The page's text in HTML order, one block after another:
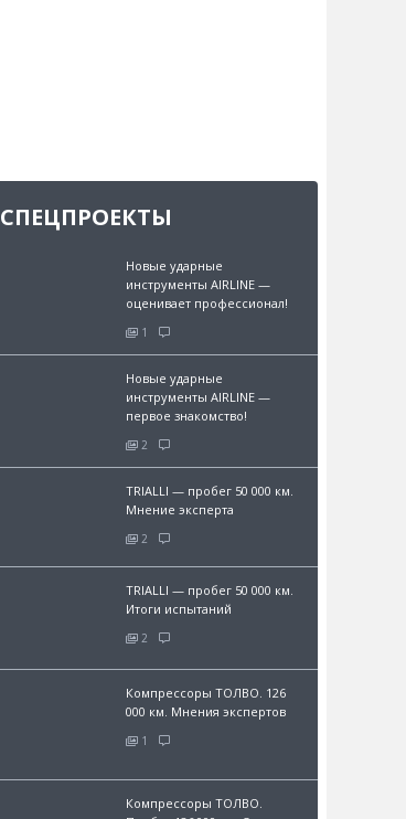
СПЕЦПРОЕКТЫ
Новые ударные
инструменты AIRLINE —
оценивает профессионал!
1
Новые ударные
инструменты AIRLINE —
первое знакомство!
2
TRIALLI — пробег 50 000 км.
Мнение эксперта
2
TRIALLI — пробег 50 000 км.
Итоги испытаний
2
Компрессоры ТОЛВО. 126
000 км. Мнения экспертов
1
Компрессоры ТОЛВО.